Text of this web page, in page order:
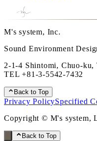
M's system, Inc.
Sound Environment
2-1-4 Shintomi, Chuo-ku,
TEL+81-3-5542-7432
Back to Top
Privacy PolicySpecified
Copyright © M's system,
Back to Top